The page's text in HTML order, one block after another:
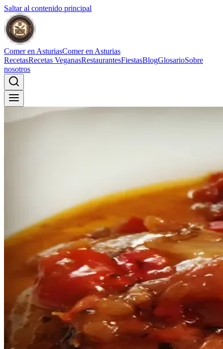
Saltar al contenido principal
Comer en AsturiasComer en Asturias
RecetasRecetas VeganasRestaurantesFiestasBlogGlosarioSobre
nosotros